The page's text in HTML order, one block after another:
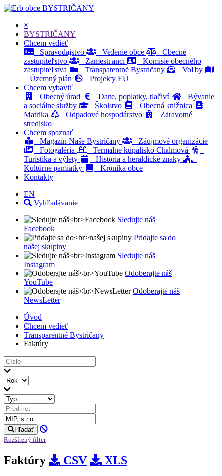
BYSTRIČANY
×
BYSTRIČANY
Chcem vedieť
Spravodajstvo
Vedenie obce
Obecné
zastupiteľstvo
Zamestnanci
Komisie obecného
zastupiteľstva
Transparentné Bystričany
Voľby
Územný plán
Projekty EÚ
Chcem vybaviť
Obecný úrad
Dane, poplatky, tlačivá
Bývanie
a sociálne služby
Školstvo
Obecná knižnica
Matrika
Odpadové hospodárstvo
Zdravotné
stredisko
Chcem spoznať
Magazín Naše Bystričany
Záujmové organizácie
Fotogaléria
Termálne kúpalisko Chalmová
Turistika a výlety
História a heraldické znaky
Kultúrne pamiatky
Kronika obce
Kontakty
EN
Vyhľadávanie
Sledujte náš
Facebook
Pridajte sa do
našej skupiny
Sledujte náš
Instagram
Odoberajte náš
YouTube
Odoberajte náš
NewsLetter
Úvod
Chcem vedieť
Transparentné Bystričany
Faktúry
Hľadať
Rozšírený filter
Faktúry CSV XLS